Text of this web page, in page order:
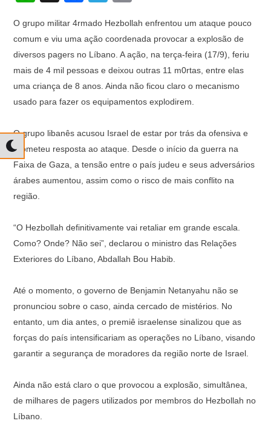
at
s
A
p
p
c
e
b
o
o
k
e
gr
a
m
p
y
Li
n
k
O grupo militar 4rmado Hezbollah enfrentou um ataque pouco
comum e viu uma ação coordenada provocar a explosão de
diversos pagers no Líbano. A ação, na terça-feira (17/9), feriu
mais de 4 mil pessoas e deixou outras 11 m0rtas, entre elas
uma criança de 8 anos. Ainda não ficou claro o mecanismo
usado para fazer os equipamentos explodirem.
O grupo libanês acusou Israel de estar por trás da ofensiva e
prometeu resposta ao ataque. Desde o início da guerra na
Faixa de Gaza, a tensão entre o país judeu e seus adversários
árabes aumentou, assim como o risco de mais conflito na
região.
“O Hezbollah definitivamente vai retaliar em grande escala.
Como? Onde? Não sei”, declarou o ministro das Relações
Exteriores do Líbano, Abdallah Bou Habib.
Até o momento, o governo de Benjamin Netanyahu não se
pronunciou sobre o caso, ainda cercado de mistérios. No
entanto, um dia antes, o premiê israelense sinalizou que as
forças do país intensificariam as operações no Líbano, visando
garantir a segurança de moradores da região norte de Israel.
Ainda não está claro o que provocou a explosão, simultânea,
de milhares de pagers utilizados por membros do Hezbollah no
Líbano.